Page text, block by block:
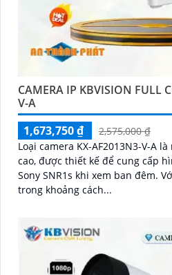
CAMERA IP KBVISION FULL
V-A
1,673,750 ₫
2,575,000 ₫
Loại camera KX-AF2013N3-V-A
cao, được thiết kế để cung cấp
Sony SNR1s khi xem ban đêm. Với khả năng Full Color
trong khoảng cách...